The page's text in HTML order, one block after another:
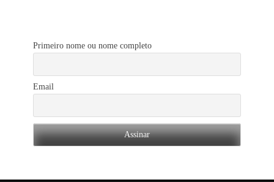
Primeiro nome ou nome completo
Email